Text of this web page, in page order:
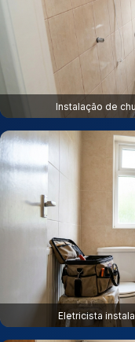
Instalação de
Eletricista